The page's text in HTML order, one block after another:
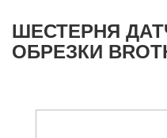
ШЕСТЕРНЯ
ОБРЕЗКИ